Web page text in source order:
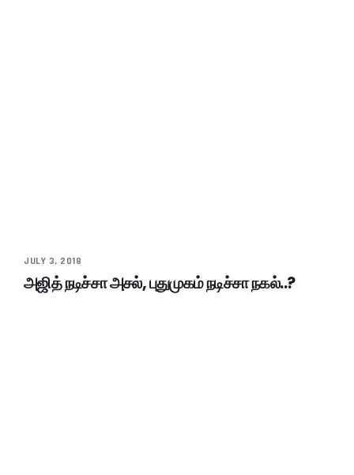
JULY 3, 2018
அஜித் நடிச்சா அசல், புதுமுகம் நடிச்சா நகல்..?